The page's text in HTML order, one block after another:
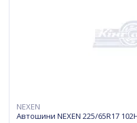
NEXEN
Автошини NEXEN 225/65R17